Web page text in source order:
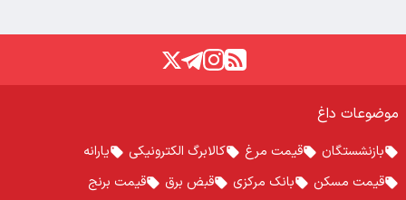
موضوعات داغ
بازنشستگان قیمت مرغ کالابرگ الکترونیکی
یارانه
قیمت مسکن
بانک مرکزی قبض برق قیمت برنج